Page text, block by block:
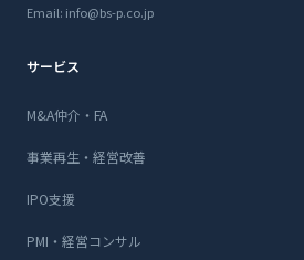
Email: info@bs-p.co.jp
サービス
M&A仲介・FA
事業再生・経営改善
IPO支援
PMI・経営コンサル